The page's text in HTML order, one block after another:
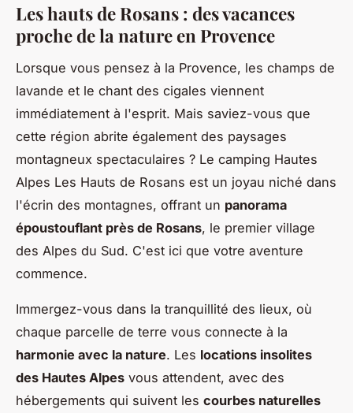
Les hauts de Rosans : des vacances
proche de la nature en Provence
Lorsque vous pensez à la Provence, les champs de
lavande et le chant des cigales viennent
immédiatement à l'esprit. Mais saviez-vous que
cette région abrite également des paysages
montagneux spectaculaires ? Le camping Hautes
Alpes Les Hauts de Rosans est un joyau niché dans
l'écrin des montagnes, offrant un panorama
époustouflant près de Rosans, le premier village
des Alpes du Sud. C'est ici que votre aventure
commence.
Immergez-vous dans la tranquillité des lieux, où
chaque parcelle de terre vous connecte à la
harmonie avec la nature. Les locations insolites
des Hautes Alpes vous attendent, avec des
hébergements qui suivent les courbes naturelles